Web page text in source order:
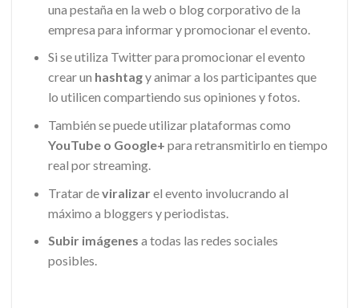
una pestaña en la web o blog corporativo de la
empresa para informar y promocionar el evento.
Si se utiliza Twitter para promocionar el evento
crear un hashtagy animar a los participantes que
lo utilicen compartiendo sus opiniones y fotos.
También se puede utilizar plataformas como
YouTube o Google+ para retransmitirlo en tiempo
real por streaming.
Tratar deviralizarel evento involucrando al
máximo a bloggers y periodistas.
Subir imágenes a todas las redes sociales
posibles.